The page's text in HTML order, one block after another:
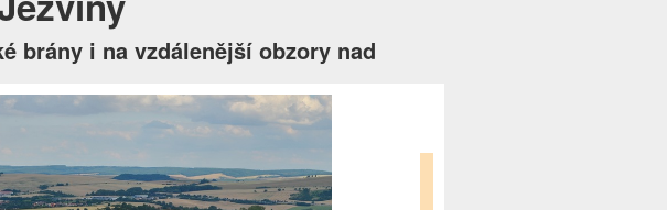
brány i na vzdálenější obzory nad